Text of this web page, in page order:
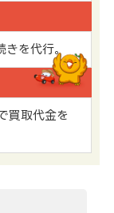
を代行。
買取代金を